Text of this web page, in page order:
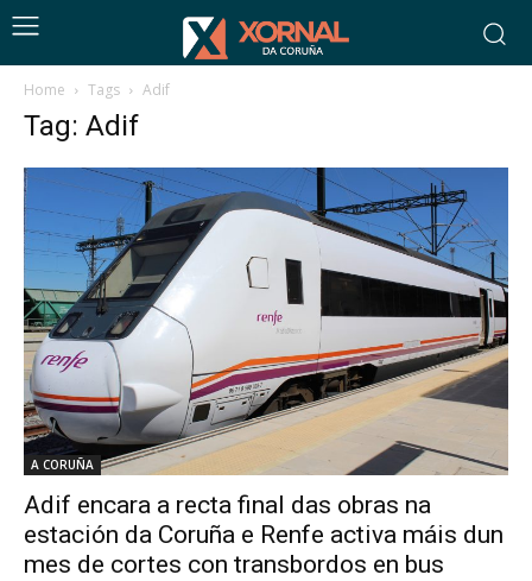
Home Tags Adif
Tag: Adif
A CORUÑA
Adif encara a recta final das obras na
estación da Coruña e Renfe activa máis dun
mes de cortes con transbordos en bus